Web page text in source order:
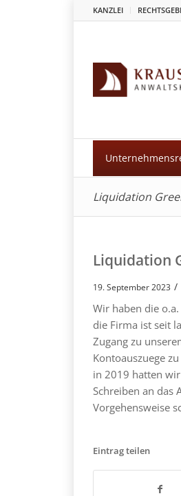
KANZLEI
Liquidation
Liquidation
19. September 2023 /
Wir haben die
die Firma ist seit
Zugang zu
Kontoauszuege
in 2019 hatten
Schreiben an das
Vorgehensweise
Eintrag teilen